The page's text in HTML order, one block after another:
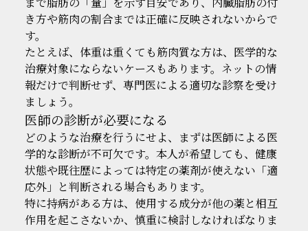
き方や筋肉の割合までは正確に反映されないからで
す。
たとえば、体重は重くても筋肉質な方は、医学的な
治療対象にならないケースもあります。ネットの情
報だけで判断せず、専門医による適切な診察を受け
ましょう。
医師の診断が必要になる
どのような治療を行うにせよ、まずは医師による医
学的な診断が不可欠です。本人が希望しても、健康
状態や既往歴によっては特定の薬剤が使えない「適
応外」と判断される場合もあります。
特に持病がある方は、使用する成分が他の薬と相互
作用を起こさないか、慎重に検討しなければなりま